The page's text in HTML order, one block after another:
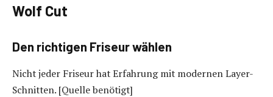
Wolf Cut
Den richtigen Friseur wählen
Nicht jeder Friseur hat Erfahrung mit modernen Layer-
Schnitten. [Quelle benötigt]